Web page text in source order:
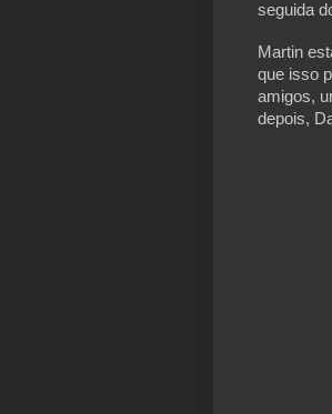
seguida
Martin
que isso
amigos,
depois,